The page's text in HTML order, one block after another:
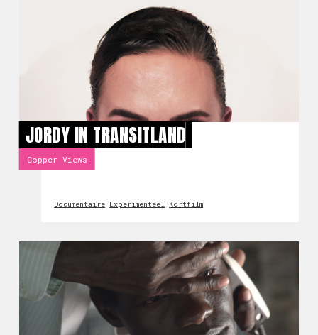
JORDY IN TRANSITLAND
Copper Views
Documentaire Experimenteel Kortfilm